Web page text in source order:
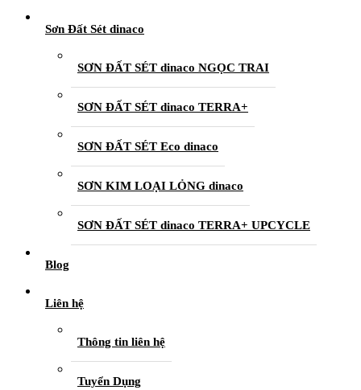
Sơn Đất Sét dinaco
SƠN ĐẤT SÉT dinaco NGỌC TRAI
SƠN ĐẤT SÉT dinaco TERRA+
SƠN ĐẤT SÉT Eco dinaco
SƠN KIM LOẠI LỎNG dinaco
SƠN ĐẤT SÉT dinaco TERRA+ UPCYCLE
Blog
Liên hệ
Thông tin liên hệ
Tuyển Dụng